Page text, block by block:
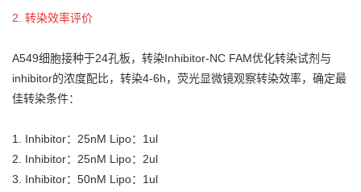
2. 转染效率评价
A549细胞接种于24孔板，转染Inhibitor-NC FAM优化转染试剂与
inhibitor的浓度配比，转染4-6h，荧光显微镜观察转染效率，确定最
佳转染条件：
1. Inhibitor：25nM Lipo：1ul
2. Inhibitor：25nM Lipo：2ul
3. Inhibitor：50nM Lipo：1ul